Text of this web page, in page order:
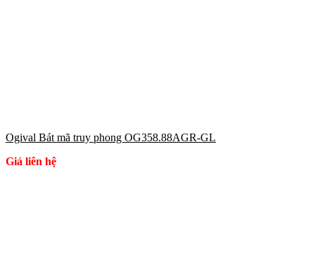
Ogival Bát mã truy phong OG358.88AGR-GL
Giá liên hệ